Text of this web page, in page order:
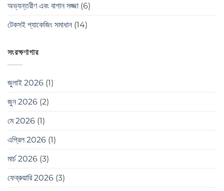
অভ্যন্তরীণ এবং বাগান সজ্জা (6)
টেকসই প্যাকেজিং সমাধান (14)
সংরক্ষণাগার
জুলাই 2026 (1)
জুন 2026 (2)
মে 2026 (1)
এপ্রিল 2026 (1)
মার্চ 2026 (3)
ফেব্রুয়ারি 2026 (3)